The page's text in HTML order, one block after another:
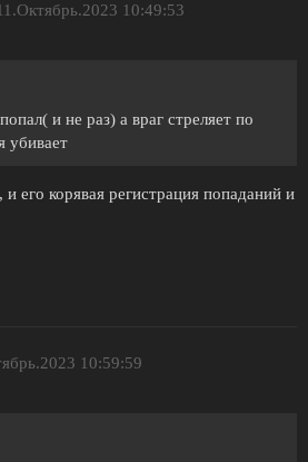
10:49:53
и не раз) а враг стреляет по
убивает
и его корявая регистрация попаданий и
10:59:59